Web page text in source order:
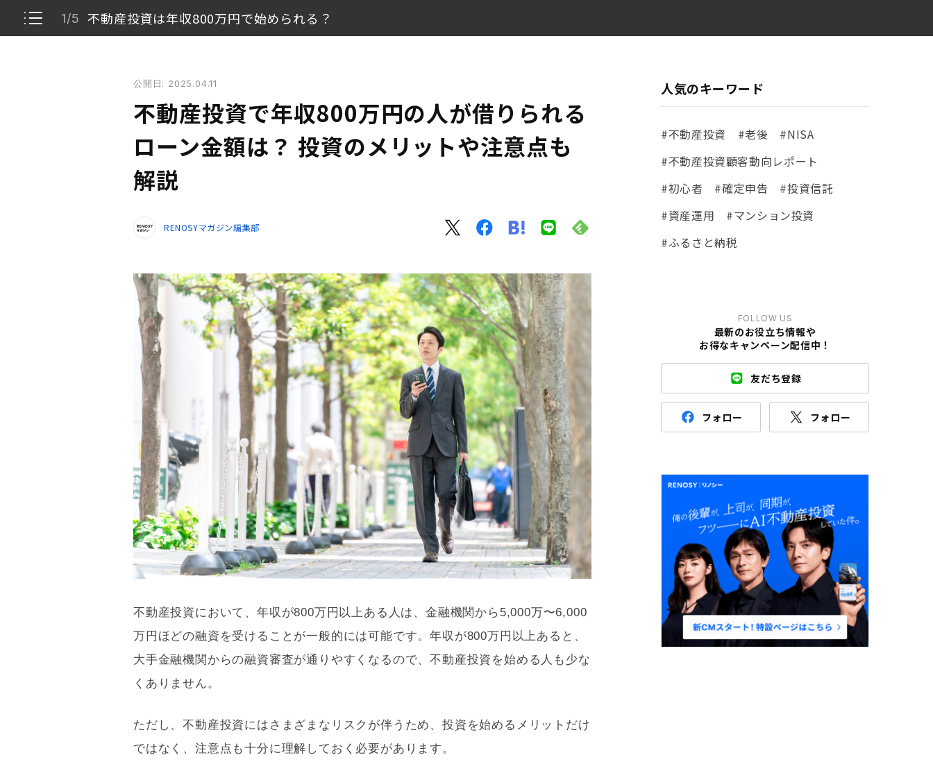
1/5 不動産投資は年収800万円で始められる？
不動産投資は年収800万円で始められる？
不動産投資で年収800万円の人が組めるローン金額
年収800万円の人が不動産投資を始める3つのメリット
年収800万円で不動産投資を始めるなら
公開日: 2025.04.11
不動産投資で年収800万円の人が借りられる
ローン金額は？ 投資のメリットや注意点も
解説
RENOSYマガジン編集部
不動産投資において、年収が800万円以上ある人は、金融機関から5,000万〜6,000
万円ほどの融資を受けることが一般的には可能です。年収が800万円以上あると、
大手金融機関からの融資審査が通りやすくなるので、不動産投資を始める人も少な
くありません。
ただし、不動産投資にはさまざまなリスクが伴うため、投資を始めるメリットだけ
ではなく、注意点も十分に理解しておく必要があります。
人気のキーワード
#不動産投資 #老後
#NISA
#不動産投資顧客動向レポート
#初心者
#確定申告
#投資信託
#資産運用
#マンション投資
#ふるさと納税
FOLLOW US
最新のお役立ち情報や
お得なキャンペーン配信中！
友だち登録
フォロー フォロー